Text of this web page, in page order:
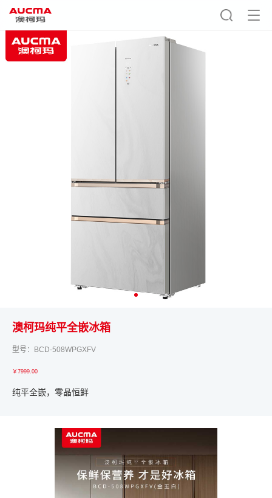
澳柯玛纯平全嵌冰箱
型号：BCD-508WPGXFV
￥7999.00
纯平全嵌，零晶恒鲜